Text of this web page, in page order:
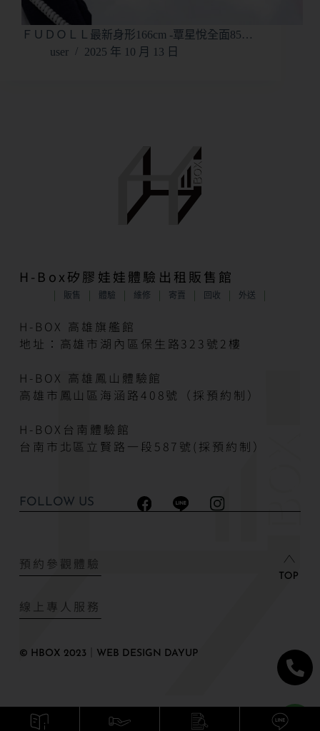
ＦＵＤＯＬＬ最新身形166cm -覃星悅全面85…
user
2025 年 10 月 13 日
H-Box矽膠娃娃體驗出租販售館
販售 體驗 維修 寄賣 回收 外送
H-BOX 高雄旗艦館
地址：高雄市湖內區保生路323號2樓
H-BOX 高雄鳳山體驗館
高雄市鳳山區海涵路408號（採預約制）
H-BOX台南體驗館
台南市北區立賢路一段587號(採預約制）
FOLLOW US
預約參觀體驗
線上專人服務
© HBOX 2023｜WEB DESIGN DAYUP